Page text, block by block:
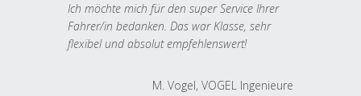
Ich möchte mich für den super Service Ihrer
Fahrer/in bedanken. Das war Klasse, sehr
flexibel und absolut empfehlenswert!
M. Vogel, VOGEL Ingenieure